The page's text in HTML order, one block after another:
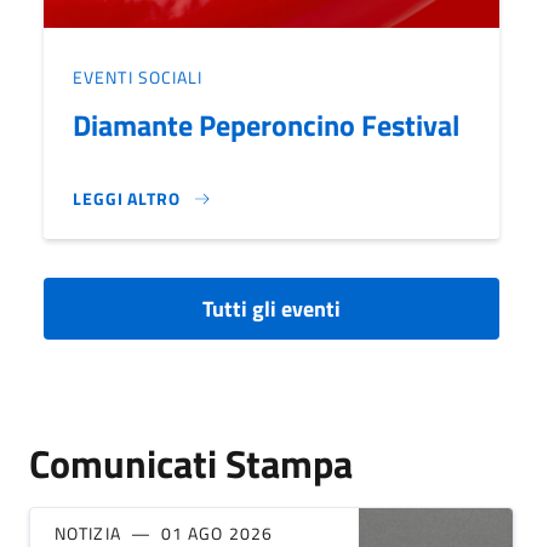
EVENTI SOCIALI
Diamante Peperoncino Festival
LEGGI ALTRO
DIAMANTE PEPERONCINO FESTIVAL}
Tutti gli eventi
Comunicati Stampa
NOTIZIA 01 AGO 2026